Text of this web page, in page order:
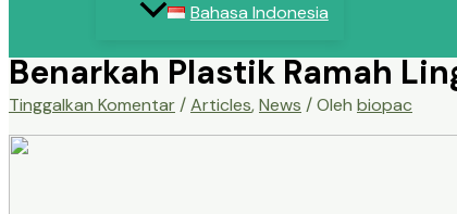
Bahasa Indonesia
Benarkah Plastik Ramah
Tinggalkan Komentar /Articles,News / Oleh biopac